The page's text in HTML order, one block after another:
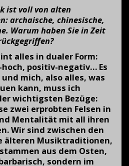
ist voll von alten
archaische, chinesische,
Warum haben Sie in Zeit
alles in dualer Form:
positiv-negativ… Es
mich, also alles, was
kann, muss ich
wichtigsten Bezüge:
zwei erprobten Felsen in
Mentalität mit all ihren
Wir sind zwischen den
älteren Musiktraditionen,
aus dem Osten,
sondern im